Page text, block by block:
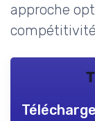
approche